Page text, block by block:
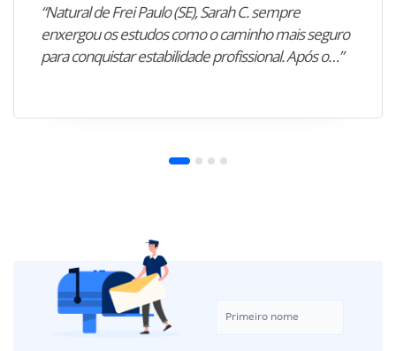
“Natural de Frei Paulo (SE), Sarah C. sempre
enxergou os estudos como o caminho mais seguro
para conquistar estabilidade profissional. Após o…”